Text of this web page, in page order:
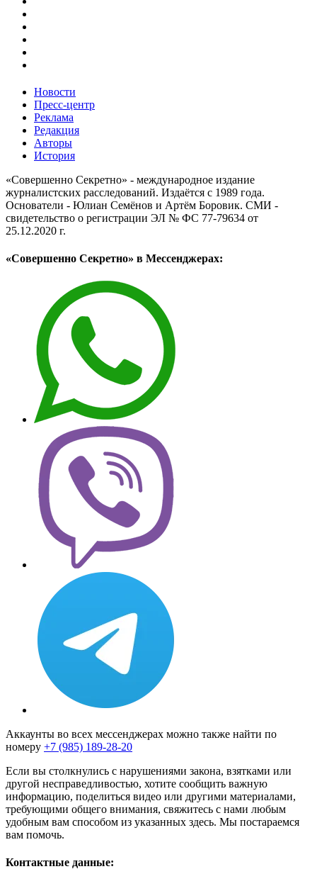
Новости
Пресс-центр
Реклама
Редакция
Авторы
История
«Совершенно Секретно» - международное издание
журналистских расследований. Издаётся с 1989 года.
Основатели - Юлиан Семёнов и Артём Боровик. CМИ -
свидетельство о регистрации ЭЛ № ФС 77-79634 от
25.12.2020 г.
«Совершенно Секретно» в Мессенджерах:
Аккаунты во всех мессенджерах можно также найти по
номеру +7 (985) 189-28-20
Если вы столкнулись с нарушениями закона, взятками или
другой несправедливостью, хотите сообщить важную
информацию, поделиться видео или другими материалами,
требующими общего внимания, свяжитесь с нами любым
удобным вам способом из указанных здесь. Мы постараемся
вам помочь.
Контактные данные: